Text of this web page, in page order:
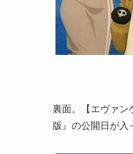
裏面。【エヴァン
版』の公開日が入